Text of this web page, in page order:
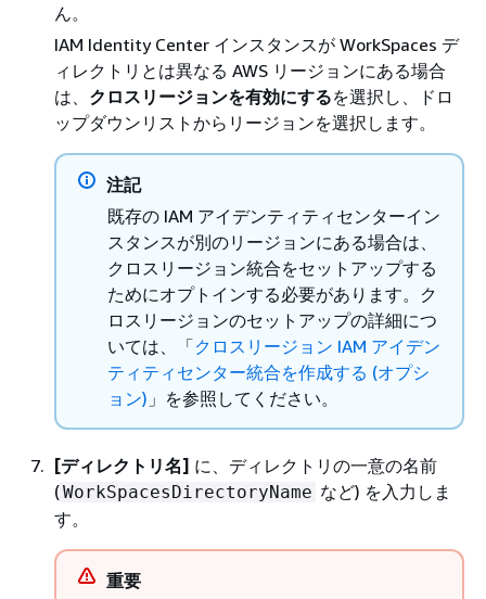
ん。
IAM Identity Center インスタンスが WorkSpaces デ
ィレクトリとは異なる AWS リージョンにある場合
は、 クロスリージョンを有効にするを選択し、ドロ
ップダウンリストからリージョンを選択します。
注記
既存の IAM アイデンティティセンターイン
スタンスが別のリージョンにある場合は、
クロスリージョン統合をセットアップする
ためにオプトインする必要があります。ク
ロスリージョンのセットアップの詳細につ
いては、「クロスリージョン IAM アイデン
ティティセンター統合を作成する (オプシ
ョン) 」を参照してください。
[ディレクトリ名] に、ディレクトリの一意の名前
(WorkSpacesDirectoryName など) を入力しま
す。
重要